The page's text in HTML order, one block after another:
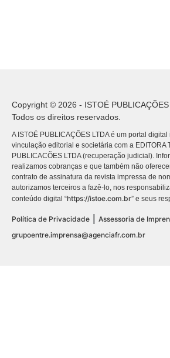
Copyright © 2026 - ISTOÉ
Todos os direitos reservados.
A ISTOÉ PUBLICAÇÕES LTDA é um portal
vinculação editorial e societária com a EDITORA
PUBLICACÕES LTDA (recuperação judicial).
realizamos cobranças e que também não
contrato de assinatura da revista impressa de
autorizamos terceiros a fazê-lo, nos
conteúdo digital “https://istoe.com.br” e seus
Política de Privacidade
Assessoria de
grupoentre.imprensa@agenciafr.com.br